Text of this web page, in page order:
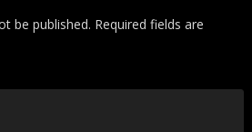
be published. Required fields are